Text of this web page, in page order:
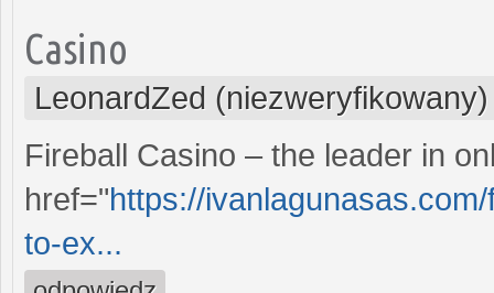
Casino
LeonardZed (niezweryfikowany)
Fireball Casino – the leader in
href="https://
to-ex...